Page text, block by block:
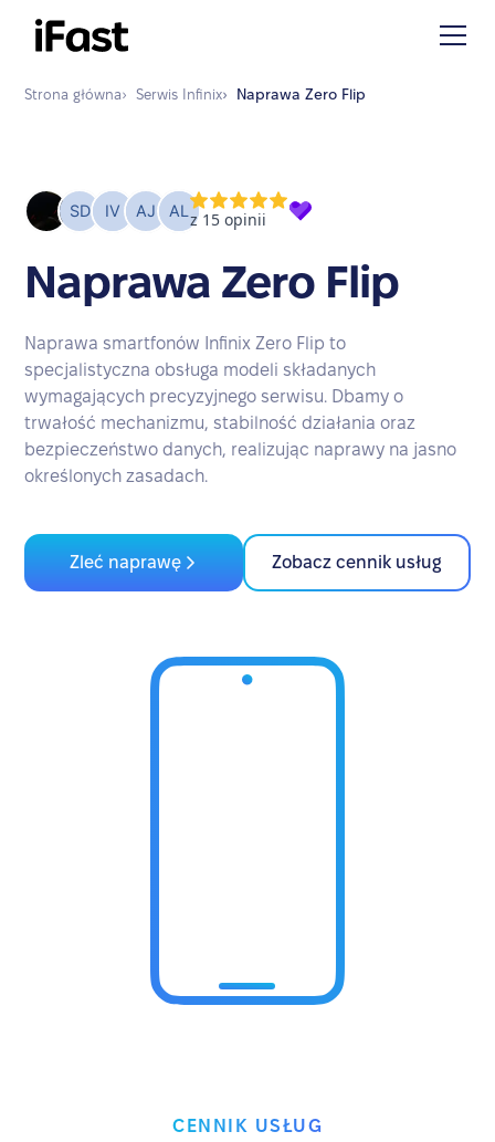
Strona główna› Serwis Infinix› Naprawa Zero Flip
Naprawa Zero Flip
Naprawa smartfonów Infinix Zero Flip to
specjalistyczna obsługa modeli składanych
wymagających precyzyjnego serwisu. Dbamy o
trwałość mechanizmu, stabilność działania oraz
bezpieczeństwo danych, realizując naprawy na jasno
określonych zasadach.
Zleć naprawę Zobacz cennik usług
CENNIK USŁUG